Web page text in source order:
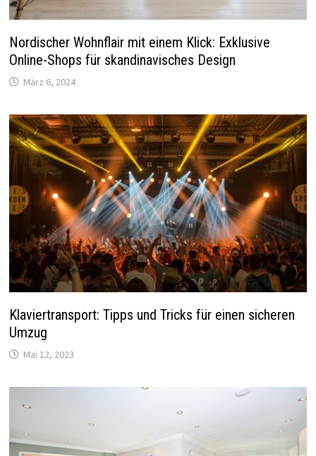
Nordischer Wohnflair mit einem Klick: Exklusive
Online-Shops für skandinavisches Design
März 6, 2024
Klaviertransport: Tipps und Tricks für einen sicheren
Umzug
Mai 12, 2023